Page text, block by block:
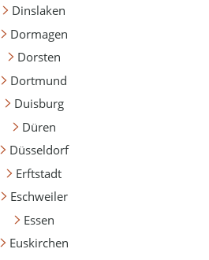
Dinslaken
Dormagen
Dorsten
Dortmund
Duisburg
Düren
Düsseldorf
Erftstadt
Eschweiler
Essen
Euskirchen